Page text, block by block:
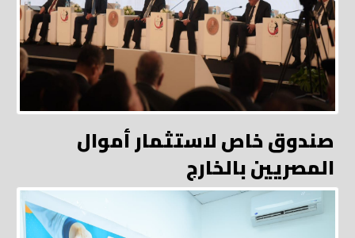
صندوق خاص لاستثمار أموال
المصريين بالخارج